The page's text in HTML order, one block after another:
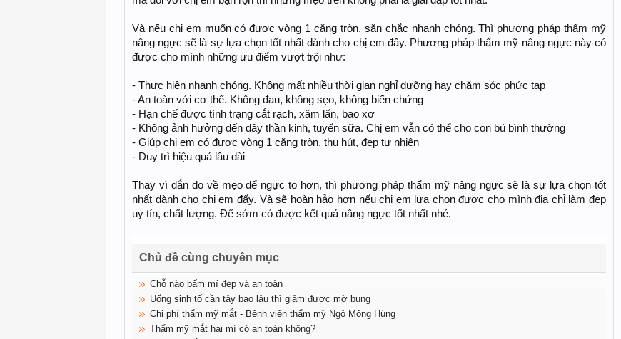
Và nếu chị em muốn có được vòng 1 căng tròn, săn chắc nhanh chóng. Thì phương pháp thẩm mỹ
nâng ngực sẽ là sự lựa chọn tốt nhất dành cho chị em đấy. Phương pháp thẩm mỹ nâng ngực này có
được cho mình những ưu điểm vượt trội như:
- Thực hiện nhanh chóng. Không mất nhiều thời gian nghỉ dưỡng hay chăm sóc phức tạp
- An toàn với cơ thể. Không đau, không sẹo, không biến chứng
- Hạn chế được tình trạng cắt rạch, xâm lấn, bao xơ
- Không ảnh hưởng đến dây thần kinh, tuyến sữa. Chị em vẫn có thể cho con bú bình thường
- Giúp chị em có được vòng 1 căng tròn, thu hút, đẹp tự nhiên
- Duy trì hiệu quả lâu dài
Thay vì đắn đo về mẹo để ngực to hơn, thì phương pháp thẩm mỹ nâng ngực sẽ là sự lựa chọn tốt
nhất dành cho chị em đấy. Và sẽ hoàn hảo hơn nếu chị em lựa chọn được cho mình địa chỉ làm đẹp
uy tín, chất lượng. Để sớm có được kết quả nâng ngực tốt nhất nhé.
Chủ đề cùng chuyên mục
Chỗ nào bấm mí đẹp và an toàn
Uống sinh tố cần tây bao lâu thì giảm được mỡ bụng
Chi phí thẩm mỹ mắt - Bệnh viện thẩm mỹ Ngô Mộng Hùng
Thẩm mỹ mắt hai mí có an toàn không?